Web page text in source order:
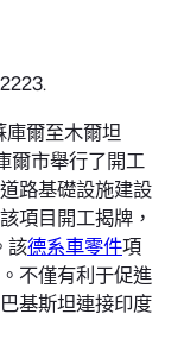
爾至木爾坦
爾市舉行了開工
路基礎設施建設
項目開工揭牌，
該德系車零件項
不僅有利于促進
基斯坦連接印度